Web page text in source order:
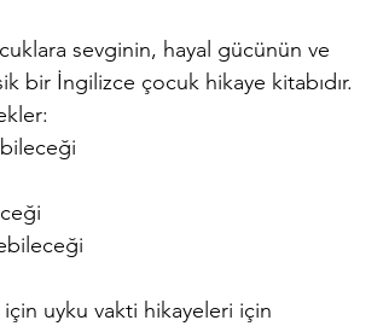
sevginin, hayal gücünün ve
bir İngilizce çocuk hikaye kitabıdır.
uyku vakti hikayeleri için